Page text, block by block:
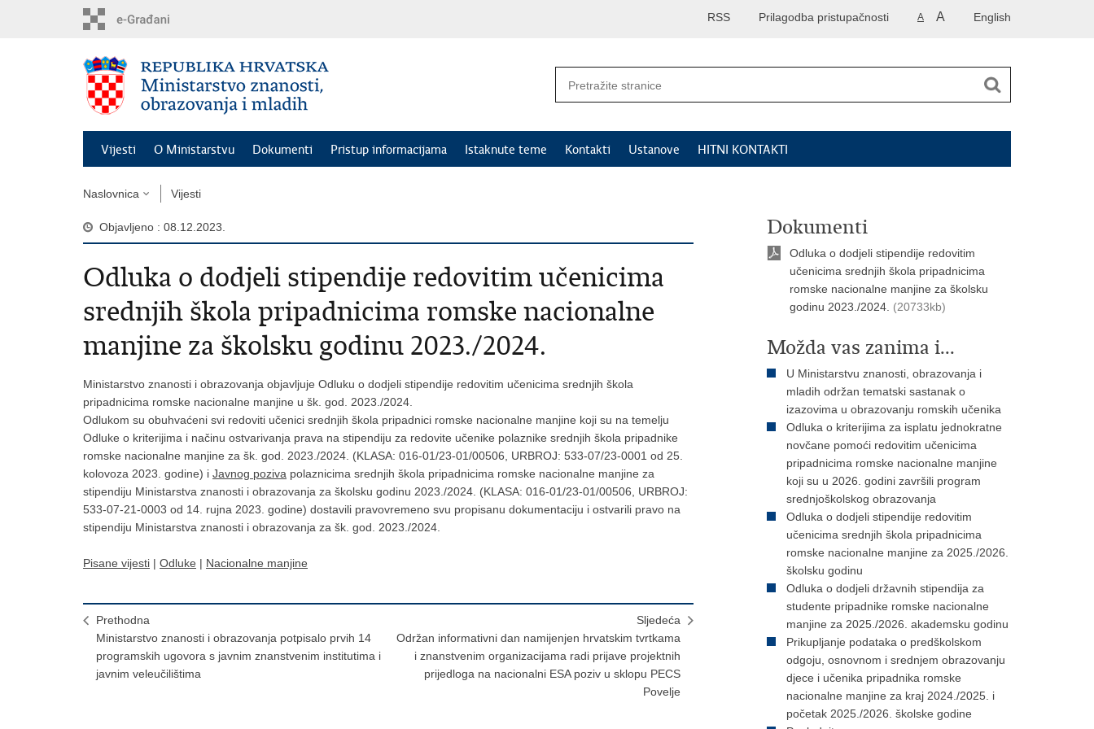
English
A A
Prilagodba pristupačnosti
RSS
Vijesti O Ministarstvu Dokumenti Pristup informacijama Istaknute teme Kontakti Ustanove HITNI KONTAKTI
Naslovnica Vijesti
Objavljeno : 08.12.2023.
Odluka o dodjeli stipendije redovitim učenicima
srednjih škola pripadnicima romske nacionalne
manjine za školsku godinu 2023./2024.
Ministarstvo znanosti i obrazovanja objavljuje Odluku o dodjeli stipendije redovitim učenicima srednjih škola
pripadnicima romske nacionalne manjine u šk. god. 2023./2024.
Odlukom su obuhvaćeni svi redoviti učenici srednjih škola pripadnici romske nacionalne manjine koji su na temelju
Odluke o kriterijima i načinu ostvarivanja prava na stipendiju za redovite učenike polaznike srednjih škola pripadnike
romske nacionalne manjine za šk. god. 2023./2024. (KLASA: 016-01/23-01/00506, URBROJ: 533-07/23-0001 od 25.
kolovoza 2023. godine) i Javnog poziva polaznicima srednjih škola pripadnicima romske nacionalne manjine za
stipendiju Ministarstva znanosti i obrazovanja za školsku godinu 2023./2024. (KLASA: 016-01/23-01/00506, URBROJ:
533-07-21-0003 od 14. rujna 2023. godine) dostavili pravovremeno svu propisanu dokumentaciju i ostvarili pravo na
stipendiju Ministarstva znanosti i obrazovanja za šk. god. 2023./2024.
Pisane vijesti | Odluke | Nacionalne manjine
Prethodna
Ministarstvo znanosti i obrazovanja potpisalo prvih 14
programskih ugovora s javnim znanstvenim institutima i
javnim veleučilištima
Sljedeća
Održan informativni dan namijenjen hrvatskim tvrtkama
i znanstvenim organizacijama radi prijave projektnih
prijedloga na nacionalni ESA poziv u sklopu PECS
Povelje
Dokumenti
Odluka o dodjeli stipendije redovitim
učenicima srednjih škola pripadnicima
romske nacionalne manjine za školsku
godinu 2023./2024. (20733kb)
Možda vas zanima i...
U Ministarstvu znanosti, obrazovanja i
mladih održan tematski sastanak o
izazovima u obrazovanju romskih učenika
Odluka o kriterijima za isplatu jednokratne
novčane pomoći redovitim učenicima
pripadnicima romske nacionalne manjine
koji su u 2026. godini završili program
srednjoškolskog obrazovanja
Odluka o dodjeli stipendije redovitim
učenicima srednjih škola pripadnicima
romske nacionalne manjine za 2025./2026.
školsku godinu
Odluka o dodjeli državnih stipendija za
studente pripadnike romske nacionalne
manjine za 2025./2026. akademsku godinu
Prikupljanje podataka o predškolskom
odgoju, osnovnom i srednjem obrazovanju
djece i učenika pripadnika romske
nacionalne manjine za kraj 2024./2025. i
početak 2025./2026. školske godine